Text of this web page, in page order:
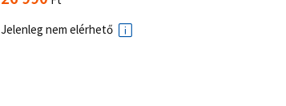
Jelenleg nem elérhető